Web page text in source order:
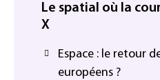
Le spatial où la
X
Espace : le retour
européens ?